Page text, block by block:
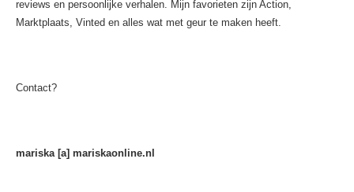
reviews en persoonlijke verhalen. Mijn favorieten zijn Action,
Marktplaats, Vinted en alles wat met geur te maken heeft.
Contact?
mariska [a] mariskaonline.nl